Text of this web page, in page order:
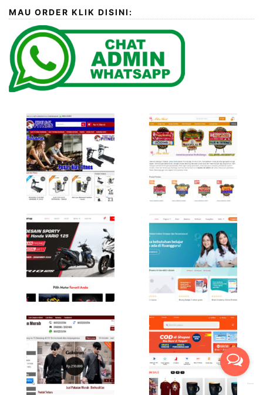
MAU ORDER KLIK DISINI: